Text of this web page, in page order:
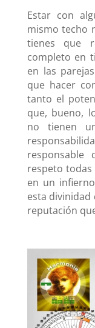
Estar con
mismo techo
tienes que
completo en
en las
que hacer
tanto el
que, bueno,
no tienen
respeto todas
en un
esta divinidad
reputación